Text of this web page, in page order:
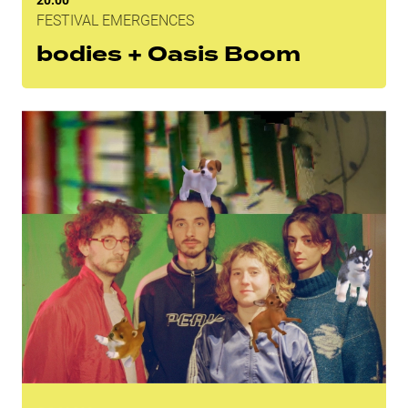
FESTIVAL EMERGENCES
bodies + Oasis Boom